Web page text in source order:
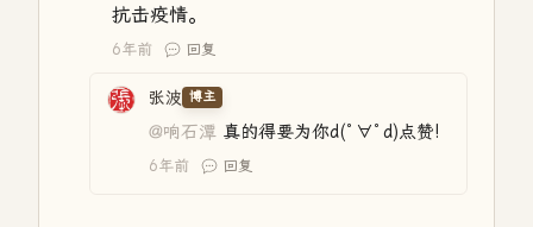
抗击疫情。
6年前 回复
张波 博主
@响石潭 真的得要为你d(ﾟ∀ﾟd)点赞!
6年前 回复